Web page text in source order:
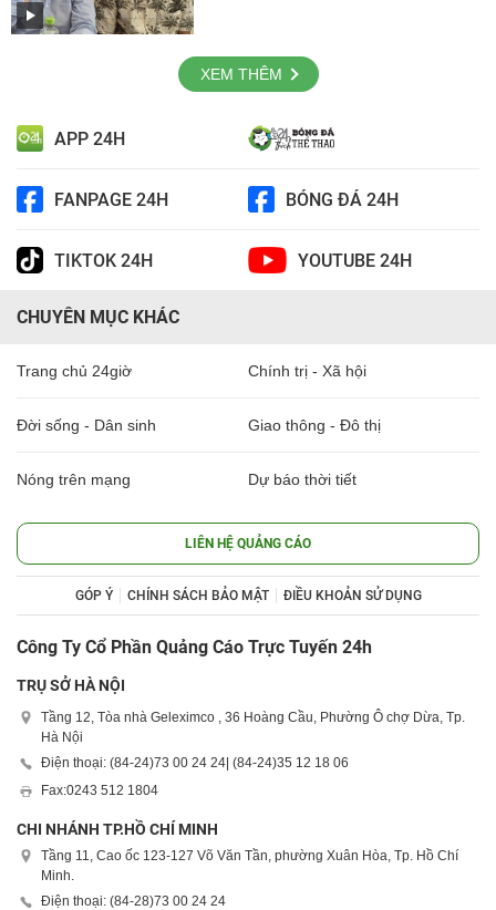
XEM THÊM
APP 24H
FANPAGE 24H BÓNG ĐÁ 24H
TIKTOK 24H YOUTUBE 24H
CHUYÊN MỤC KHÁC
Trang chủ 24giờ Chính trị - Xã hội
Đời sống - Dân sinh Giao thông - Đô thị
Nóng trên mạng Dự báo thời tiết
LIÊN HỆ QUẢNG CÁO
GÓP Ý CHÍNH SÁCH BẢO MẬT ĐIỀU KHOẢN SỬ DỤNG
Công Ty Cổ Phần Quảng Cáo Trực Tuyến 24h
TRỤ SỞ HÀ NỘI
Tầng 12, Tòa nhà Geleximco , 36 Hoàng Cầu, Phường Ô chợ Dừa, Tp.
Hà Nội
Điện thoại: (84-24)73 00 24 24 | (84-24)35 12 18 06
Fax:0243 512 1804
CHI NHÁNH TP.HỒ CHÍ MINH
Tầng 11, Cao ốc 123-127 Võ Văn Tần, phường Xuân Hòa, Tp. Hồ Chí
Minh.
Điện thoại: (84-28)73 00 24 24